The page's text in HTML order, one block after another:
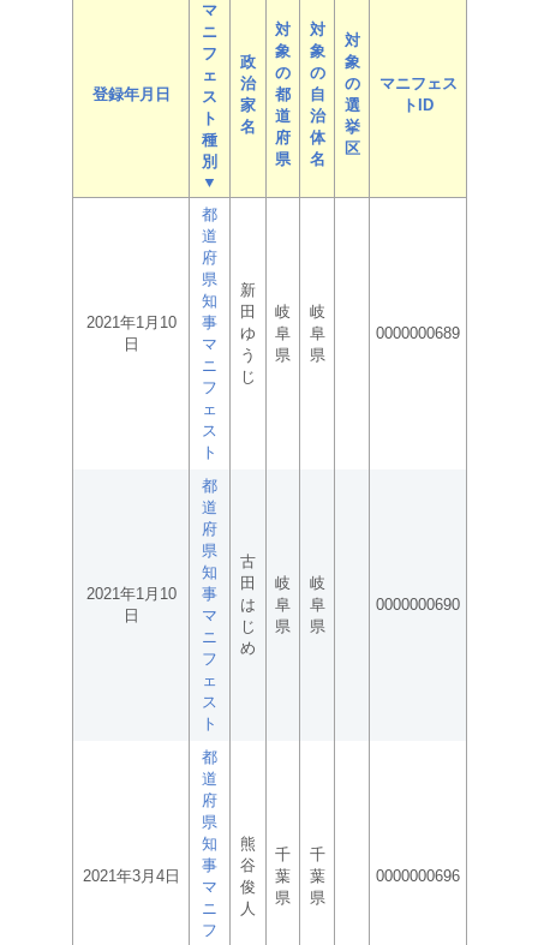
登録年月日
マ
ニ
フ
ェ
ス
ト
種
別
▼
政
治
家
名
対
象
の
都
道
府
県
対
象
の
自
治
体
名
対
象
の
選
挙
区
マニフェス
トID
2021年1月10
日
都
道
府
県
知
事
マ
ニ
フ
ェ
ス
ト
新
田
ゆ
う
じ
岐
阜
県
岐
阜
県
0000000689
2021年1月10
日
都
道
府
県
知
事
マ
ニ
フ
ェ
ス
ト
古
田
は
じ
め
岐
阜
県
岐
阜
県
0000000690
2021年3月4日
都
道
府
県
知
事
マ
ニ
フ
熊
谷
俊
人
千
葉
県
千
葉
県
0000000696